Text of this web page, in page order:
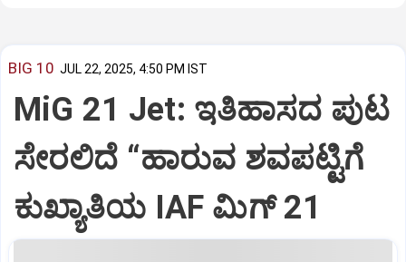
BIG 10 JUL 22, 2025, 4:50 PM IST
MiG 21 Jet: ಇತಿಹಾಸದ ಪುಟ
ಸೇರಲಿದೆ “ಹಾರುವ ಶವಪಟ್ಟಿಗೆ
ಕುಖ್ಯಾತಿಯ IAF ಮಿಗ್‌ 21